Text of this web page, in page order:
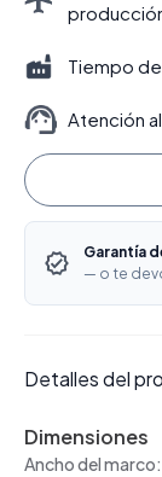
Tiempo
Atención
Garantía
— o te
Detalles del
Dimensiones
Ancho del marco: